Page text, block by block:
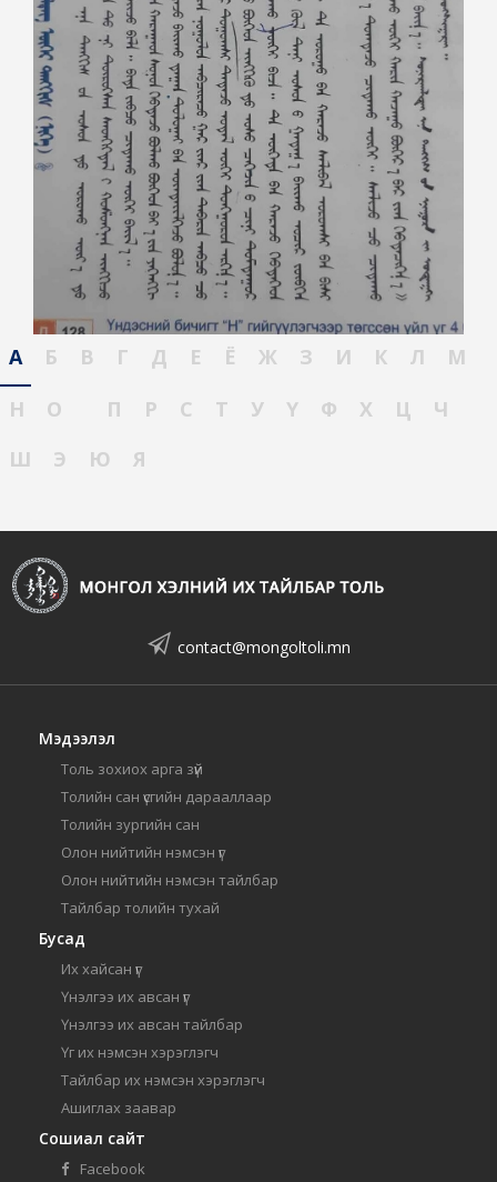
А Б В Г Д Е Ё Ж З И К Л
М
Н
О П Р С Т У Ү Ф Х Ц
Ч
Ш
Э Ю Я
contact@mongoltoli.mn
Мэдээлэл
Толь зохиох арга зүй
Толийн сан үсгийн дарааллаар
Толийн зургийн сан
Олон нийтийн нэмсэн үг
Олон нийтийн нэмсэн тайлбар
Тайлбар толийн тухай
Бусад
Их хайсан үг
Үнэлгээ их авсан үг
Үнэлгээ их авсан тайлбар
Үг их нэмсэн хэрэглэгч
Тайлбар их нэмсэн хэрэглэгч
Ашиглах заавар
Сошиал сайт
Facebook